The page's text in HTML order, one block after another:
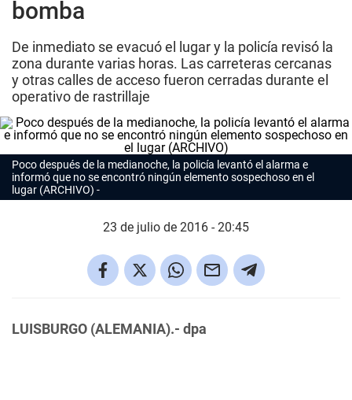
bomba
De inmediato se evacuó el lugar y la policía revisó la
zona durante varias horas. Las carreteras cercanas
y otras calles de acceso fueron cerradas durante el
operativo de rastrillaje
Poco después de la medianoche, la policía levantó el alarma e
informó que no se encontró ningún elemento sospechoso en el
lugar (ARCHIVO)
23 de julio de 2016 - 20:45
LUISBURGO (ALEMANIA).- dpa